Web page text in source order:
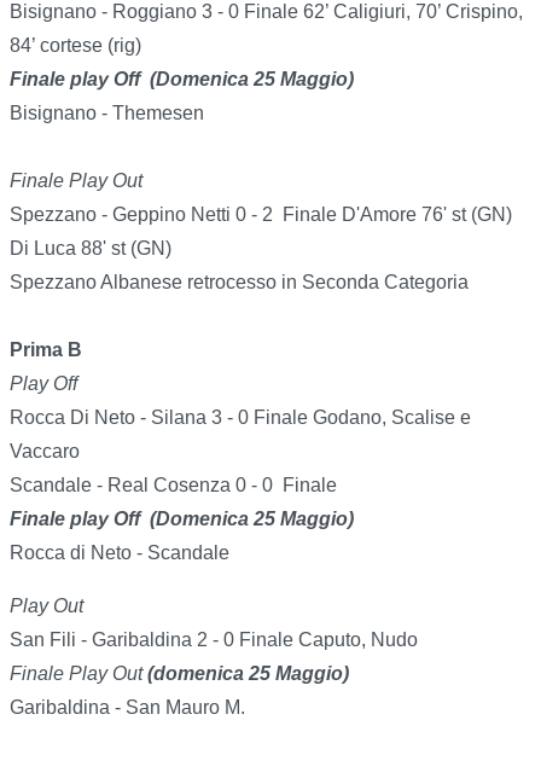
Bisignano - Roggiano 3 - 0 Finale 62’ Caligiuri, 70’ Crispino,
84’ cortese (rig)
Finale play Off (Domenica 25 Maggio)
Bisignano - Themesen
Finale Play Out
Spezzano - Geppino Netti 0 - 2 Finale D'Amore 76' st (GN)
Di Luca 88' st (GN)
Spezzano Albanese retrocesso in Seconda Categoria
Prima B
Play Off
Rocca Di Neto - Silana 3 - 0 Finale Godano, Scalise e
Vaccaro
Scandale - Real Cosenza 0 - 0 Finale
Finale play Off (Domenica 25 Maggio)
Rocca di Neto - Scandale
Play Out
San Fili - Garibaldina 2 - 0 Finale Caputo, Nudo
Finale Play Out(domenica 25 Maggio)
Garibaldina - San Mauro M.